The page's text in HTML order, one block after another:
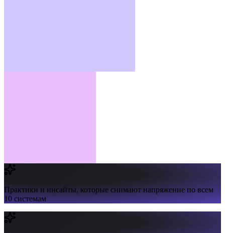
Практики и инсайты,которые снимают напряжение по всем
10 системам